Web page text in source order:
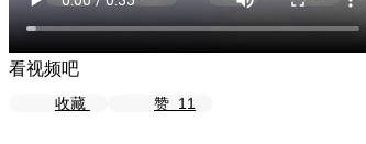
看视频吧
收藏 赞 11